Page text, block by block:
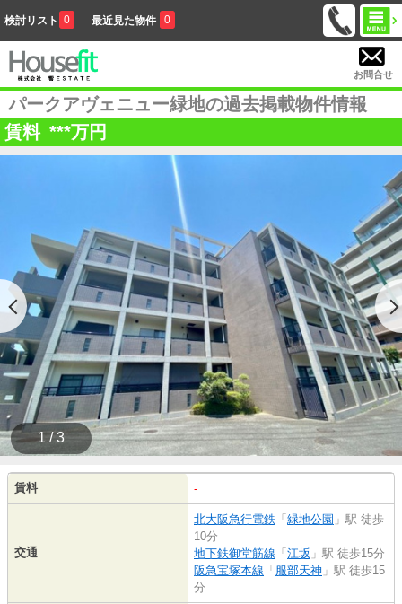
検討リスト 0 最近見た物件 0
お問合せ
パークアヴェニュー緑地の過去掲載物件情報
賃料 ***万円
1 / 3
賃料 -
交通
北大阪急行電鉄 「 緑地公園 」駅 徒歩
10分
地下鉄御堂筋線 「 江坂 」駅 徒歩15分
阪急宝塚本線 「 服部天神 」駅 徒歩15
分